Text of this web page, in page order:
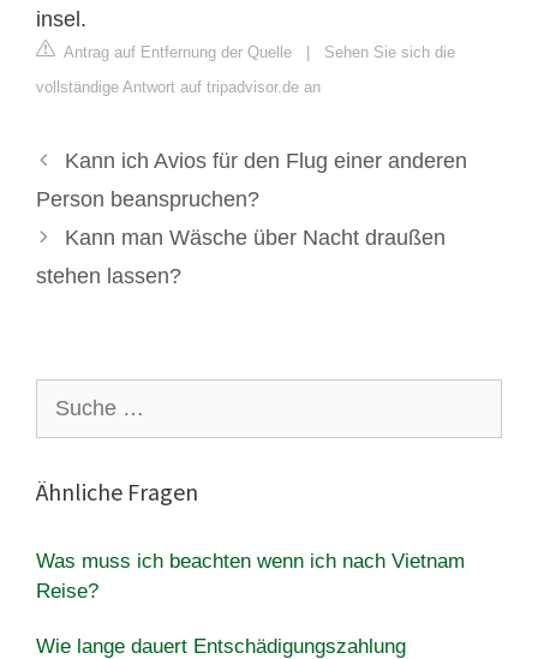
insel.
Antrag auf Entfernung der Quelle | Sehen Sie sich die
vollständige Antwort auf tripadvisor.de an
Kann ich Avios für den Flug einer anderen
Person beanspruchen?
Kann man Wäsche über Nacht draußen
stehen lassen?
nach:
Ähnliche Fragen
Was muss ich beachten wenn ich nach Vietnam
Reise?
Wie lange dauert Entschädigungszahlung